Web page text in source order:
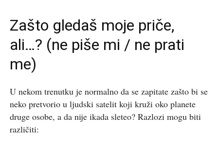
Zašto gledaš moje priče,
ali…? (ne piše mi / ne prati
me)
U nekom trenutku je normalno da se zapitate zašto bi se
neko pretvorio u ljudski satelit koji kruži oko planete
druge osobe, a da nije ikada sleteo? Razlozi mogu biti
različiti: